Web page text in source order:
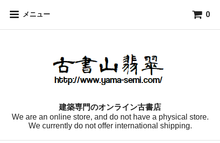
メニュー 0
建築専門のオンライン古書店
We are an online store, and do not have a physical store.
We currently do not offer international shipping.